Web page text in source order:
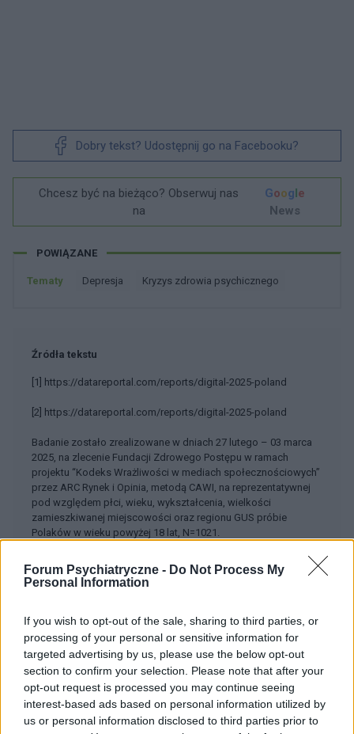
Forum Psychiatryczne - Do Not Process My
Personal Information
If you wish to opt-out of the sale, sharing to third parties, or
processing of your personal or sensitive information for
targeted advertising by us, please use the below opt-out
section to confirm your selection. Please note that after your
opt-out request is processed you may continue seeing
interest-based ads based on personal information utilized by
us or personal information disclosed to third parties prior to
Dobry tekst? Udostępnij go na Facebooku?
Chcesz być na bieżąco? Obserwuj nas
na
Google
News
POWIĄZANE
Tematy Depresja Kryzys zdrowia psychicznego
Źródła tekstu
[1] https://datareportal.com/reports/digital-2025-poland
[2] https://datareportal.com/reports/digital-2025-poland
Badanie zostało zrealizowane w dniach 27 lutego – 03 marca
2025, na zlecenie Fundacji Zdrowego Postępu w ramach
projektu “Kodeks Wrażliwości w mediach społecznościowych”
przez ARC Rynek i Opinia, metodą CAWI, na reprezentatywnej
pod względem płci, wieku, wykształcenia, wielkości
zamieszkiwanej miejscowości oraz regionu GUS próbie
Polaków w wieku powyżej 18 lat, N=1021.
edukacyjno-informacyjny. Wydawca i redakcja serwisu nie ponosi
odpowiedzialności za efekty ich zastosowania. Przed
zastosowaniem porad i wskazówek zawartych w serwisie, należy
bezwzględnie skonsultować się z lekarzem.